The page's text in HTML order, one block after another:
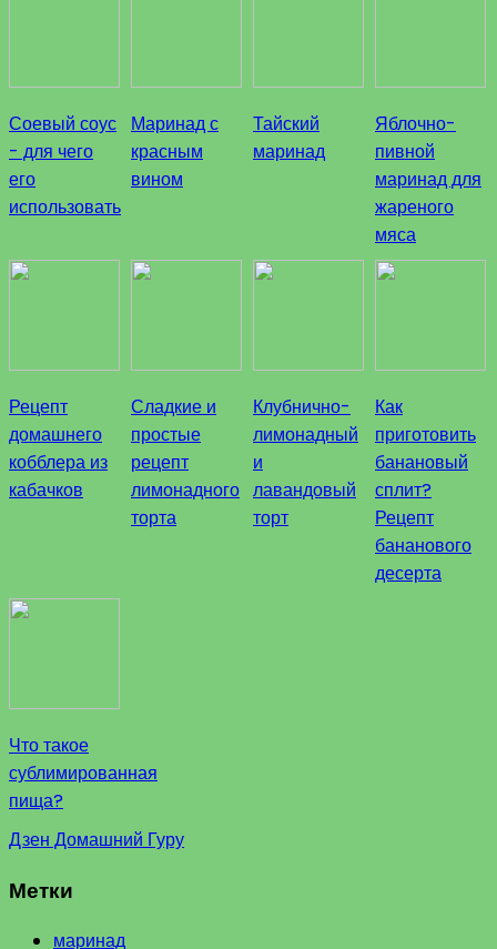
Соевый соус
- для чего
его
использовать
Маринад с
красным
вином
Тайский
маринад
Яблочно-
пивной
маринад для
жареного
мяса
Рецепт
домашнего
кобблера из
кабачков
Сладкие и
простые
рецепт
лимонадного
торта
Клубнично-
лимонадный
и
лавандовый
торт
Как
приготовить
банановый
сплит?
Рецепт
бананового
десерта
Что такое
сублимированная
пища?
Дзен Домашний Гуру
Метки
маринад